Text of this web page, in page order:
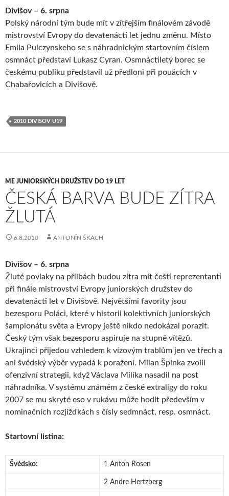
Divišov – 6. srpna
Polský národní tým bude mít v zítřejším finálovém závodě
mistrovství Evropy do devatenácti let jednu změnu. Místo
Emila Pulczynskeho se s náhradnickým startovním číslem
osmnáct představí Lukasz Cyran. Osmnáctiletý borec se
českému publiku představil už předloni při pouácích v
Chabařovicích a Divišově.
2010 DIVISOV U19
ME JUNIORSKÝCH DRUŽSTEV DO 19 LET
ČESKÁ BARVA BUDE ZÍTRA
ŽLUTÁ
6.8.2010 ANTONÍN ŠKACH
Divišov – 6. srpna
Žluté povlaky na přilbách budou zítra mít čeští reprezentanti
při finále mistrovství Evropy juniorských družstev do
devatenácti let v Divišově. Největšími favority jsou
bezesporu Poláci, které v historii kolektivních juniorských
šampionátu světa a Evropy ještě nikdo nedokázal porazit.
Český tým však bezesporu aspiruje na stupně vítězů.
Ukrajinci přijedou vzhledem k vízovým trablům jen ve třech a
ani švédský výběr vypadá k poražení. Milan Špinka zvolil
ofenzivní strategii, když Václava Milíka nasadil na post
náhradníka. V systému známém z české extraligy do roku
2007 se mu skryté eso v rukávu může hodit především v
nominačních rozjížďkách s čísly sedmnáct, resp. osmnáct.
Startovní listina:
Švédsko: 1 Anton Rosen
2 Andre Hertzberg